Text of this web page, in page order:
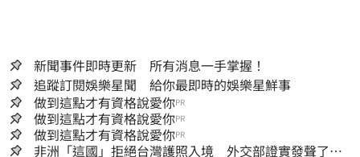
新聞事件即時更新 所有消息一手掌握！
追蹤訂閱娛樂星聞 給你最即時的娛樂星鮮事
做到這點才有資格說愛你PR
做到這點才有資格說愛你PR
做到這點才有資格說愛你PR
非洲「這國」拒絕台灣護照入境 外交部證實發聲了：